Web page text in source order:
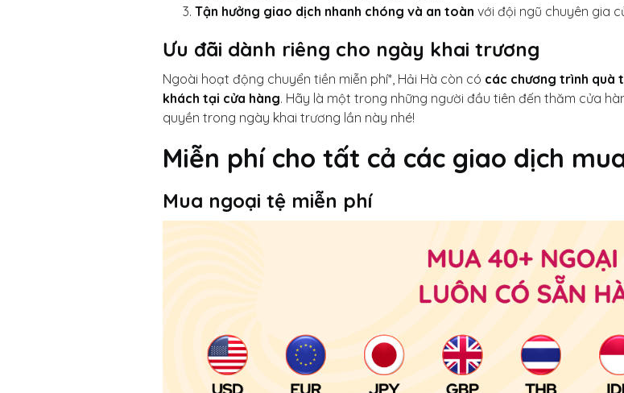
Tận hưởng giao dịch nhanh chóng và an toàn với đội ngũ chuyên gia
Ưu đãi dành riêng cho ngày khai trương
Ngoài hoạt động chuyển tiền miễn phí*, Hải Hà còn có các chương trình quà
khách tại cửa hàng. Hãy là một trong những người đầu tiên đến thăm cửa
quyền trong ngày khai trương lần này nhé!
Miễn phí cho tất cả các giao dịch
Mua ngoại tệ miễn phí